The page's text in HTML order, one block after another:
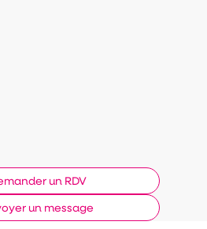
un RDV
un message